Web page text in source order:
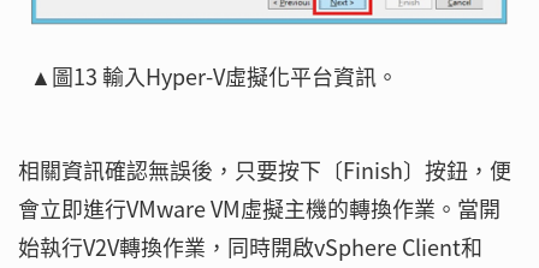
▲圖13 輸入Hyper-V虛擬化平台資訊。
相關資訊確認無誤後，只要按下〔Finish〕按鈕，便
會立即進行VMware VM虛擬主機的轉換作業。當開
始執行V2V轉換作業，同時開啟vSphere Client和